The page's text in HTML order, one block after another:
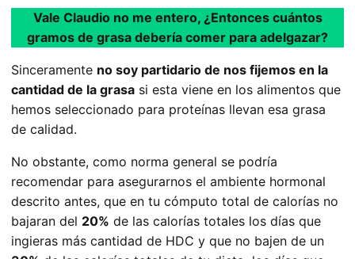
Vale Claudio no me entero, ¿Entonces cuántos
gramos de grasa debería comer para adelgazar?
Sinceramente no soy partidario de nos fijemos en la
cantidad de la grasa si esta viene en los alimentos que
hemos seleccionado para proteínas llevan esa grasa
de calidad.
No obstante, como norma general se podría
recomendar para asegurarnos el ambiente hormonal
descrito antes, que en tu cómputo total de calorías no
bajaran del 20% de las calorías totales los días que
ingieras más cantidad de HDC y que no bajen de un